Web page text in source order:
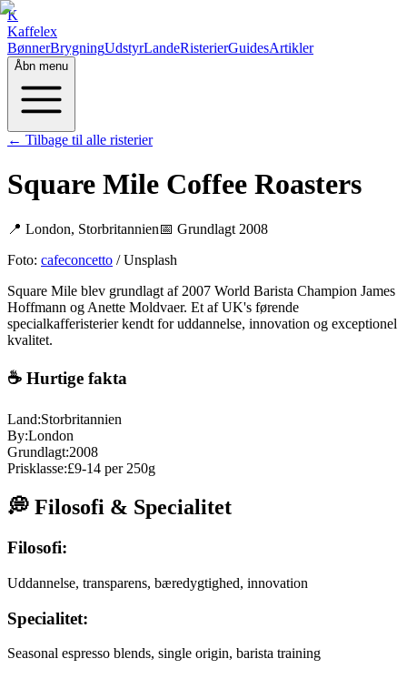
K
Kaffelex
BønnerBrygningUdstyrLandeRisterierGuidesArtikler
Åbn menu
← Tilbage til alle risterier
Square Mile Coffee Roasters
📍 London, Storbritannien📅 Grundlagt 2008
Foto: cafeconcetto / Unsplash
Square Mile blev grundlagt af 2007 World Barista Champion James
Hoffmann og Anette Moldvaer. Et af UK's førende
specialkafferisterier kendt for uddannelse, innovation og exceptionel
kvalitet.
☕ Hurtige fakta
Land:Storbritannien
By:London
Grundlagt:2008
Prisklasse:£9-14 per 250g
💭 Filosofi & Specialitet
Filosofi:
Uddannelse, transparens, bæredygtighed, innovation
Specialitet:
Seasonal espresso blends, single origin, barista training